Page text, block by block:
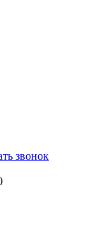
звонок